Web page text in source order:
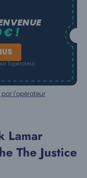
€ !
l'opérateur
l'opérateur
Lamar
The Justice